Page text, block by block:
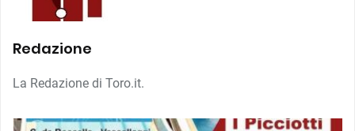
Redazione
La Redazione di Toro.it.